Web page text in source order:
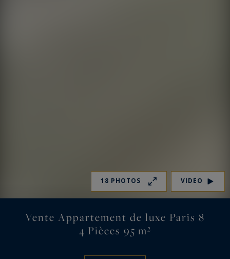
18 PHOTOS VIDEO
Vente Appartement de luxe Paris 8
4 Pièces 95 m²